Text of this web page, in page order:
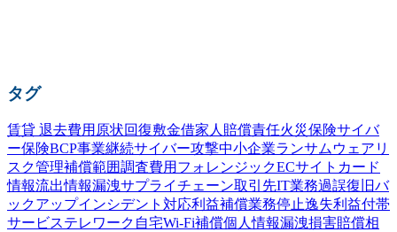
タグ
賃貸 退去費用 原状回復敷金借家人賠償責任火災保険サイバ
ー保険BCP事業継続サイバー攻撃中小企業ランサムウェア リ
スク管理補償範囲調査費用 フォレンジックECサイト カード
情報流出情報漏洩サプライチェーン取引先IT業務過誤復旧バ
ックアップインシデント対応利益補償業務停止逸失利益付帯
サービステレワーク 自宅Wi-Fi補償個人情報漏洩損害賠償相